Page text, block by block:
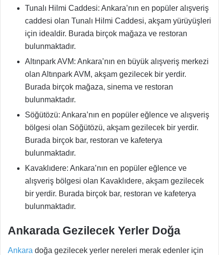
Tunalı Hilmi Caddesi: Ankara’nın en popüler alışveriş
caddesi olan Tunalı Hilmi Caddesi, akşam yürüyüşleri
için idealdir. Burada birçok mağaza ve restoran
bulunmaktadır.
Altınpark AVM: Ankara’nın en büyük alışveriş merkezi
olan Altınpark AVM, akşam gezilecek bir yerdir.
Burada birçok mağaza, sinema ve restoran
bulunmaktadır.
Söğütözü: Ankara’nın en popüler eğlence ve alışveriş
bölgesi olan Söğütözü, akşam gezilecek bir yerdir.
Burada birçok bar, restoran ve kafeterya
bulunmaktadır.
Kavaklıdere: Ankara’nın en popüler eğlence ve
alışveriş bölgesi olan Kavaklıdere, akşam gezilecek
bir yerdir. Burada birçok bar, restoran ve kafeterya
bulunmaktadır.
Ankarada Gezilecek Yerler Doğa
Ankara doğa gezilecek yerler nereleri merak edenler için